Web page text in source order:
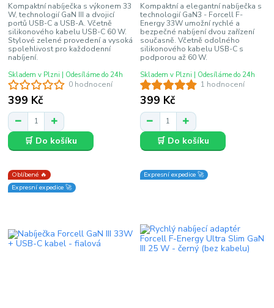
0 hodnocení
Kompaktní nabíječka s výkonem 33
W, technologií GaN III a dvojicí
portů USB-C a USB-A. Včetně
silikonového kabelu USB-C 60 W.
Stylové zelené provedení a vysoká
spolehlivost pro každodenní
nabíjení.
399 Kč
Skladem v Plzni | Odesíláme do 24h
🛒 Do košíku
1 hodnocení
Kompaktní a elegantní nabíječka s
technologií GaN3 - Forcell F-
Energy 33W umožní rychlé a
bezpečné nabíjení dvou zařízení
současně. Včetně odolného
silikonového kabelu USB-C s
podporou až 60 W.
399 Kč
Skladem v Plzni | Odesíláme do 24h
🛒 Do košíku
Oblíbené 🔥
Expresní expedice 🚀
Expresní expedice 🚀